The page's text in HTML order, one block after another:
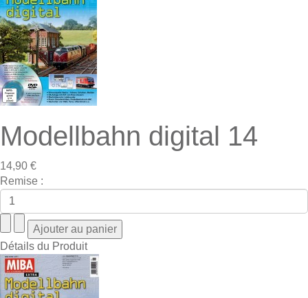
Modellbahn digital 14
14,90 €
Remise :
Détails du Produit